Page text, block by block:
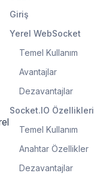
Giriş
Yerel WebSocket
Temel Kullanım
Avantajlar
Dezavantajlar
Socket.IO Özellikleri
Temel Kullanım
Anahtar Özellikler
Dezavantajlar